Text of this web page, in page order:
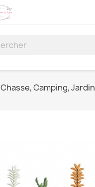
Chasse, Camping, Jardin